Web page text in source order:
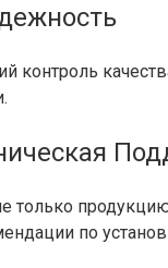
контроль
только
по